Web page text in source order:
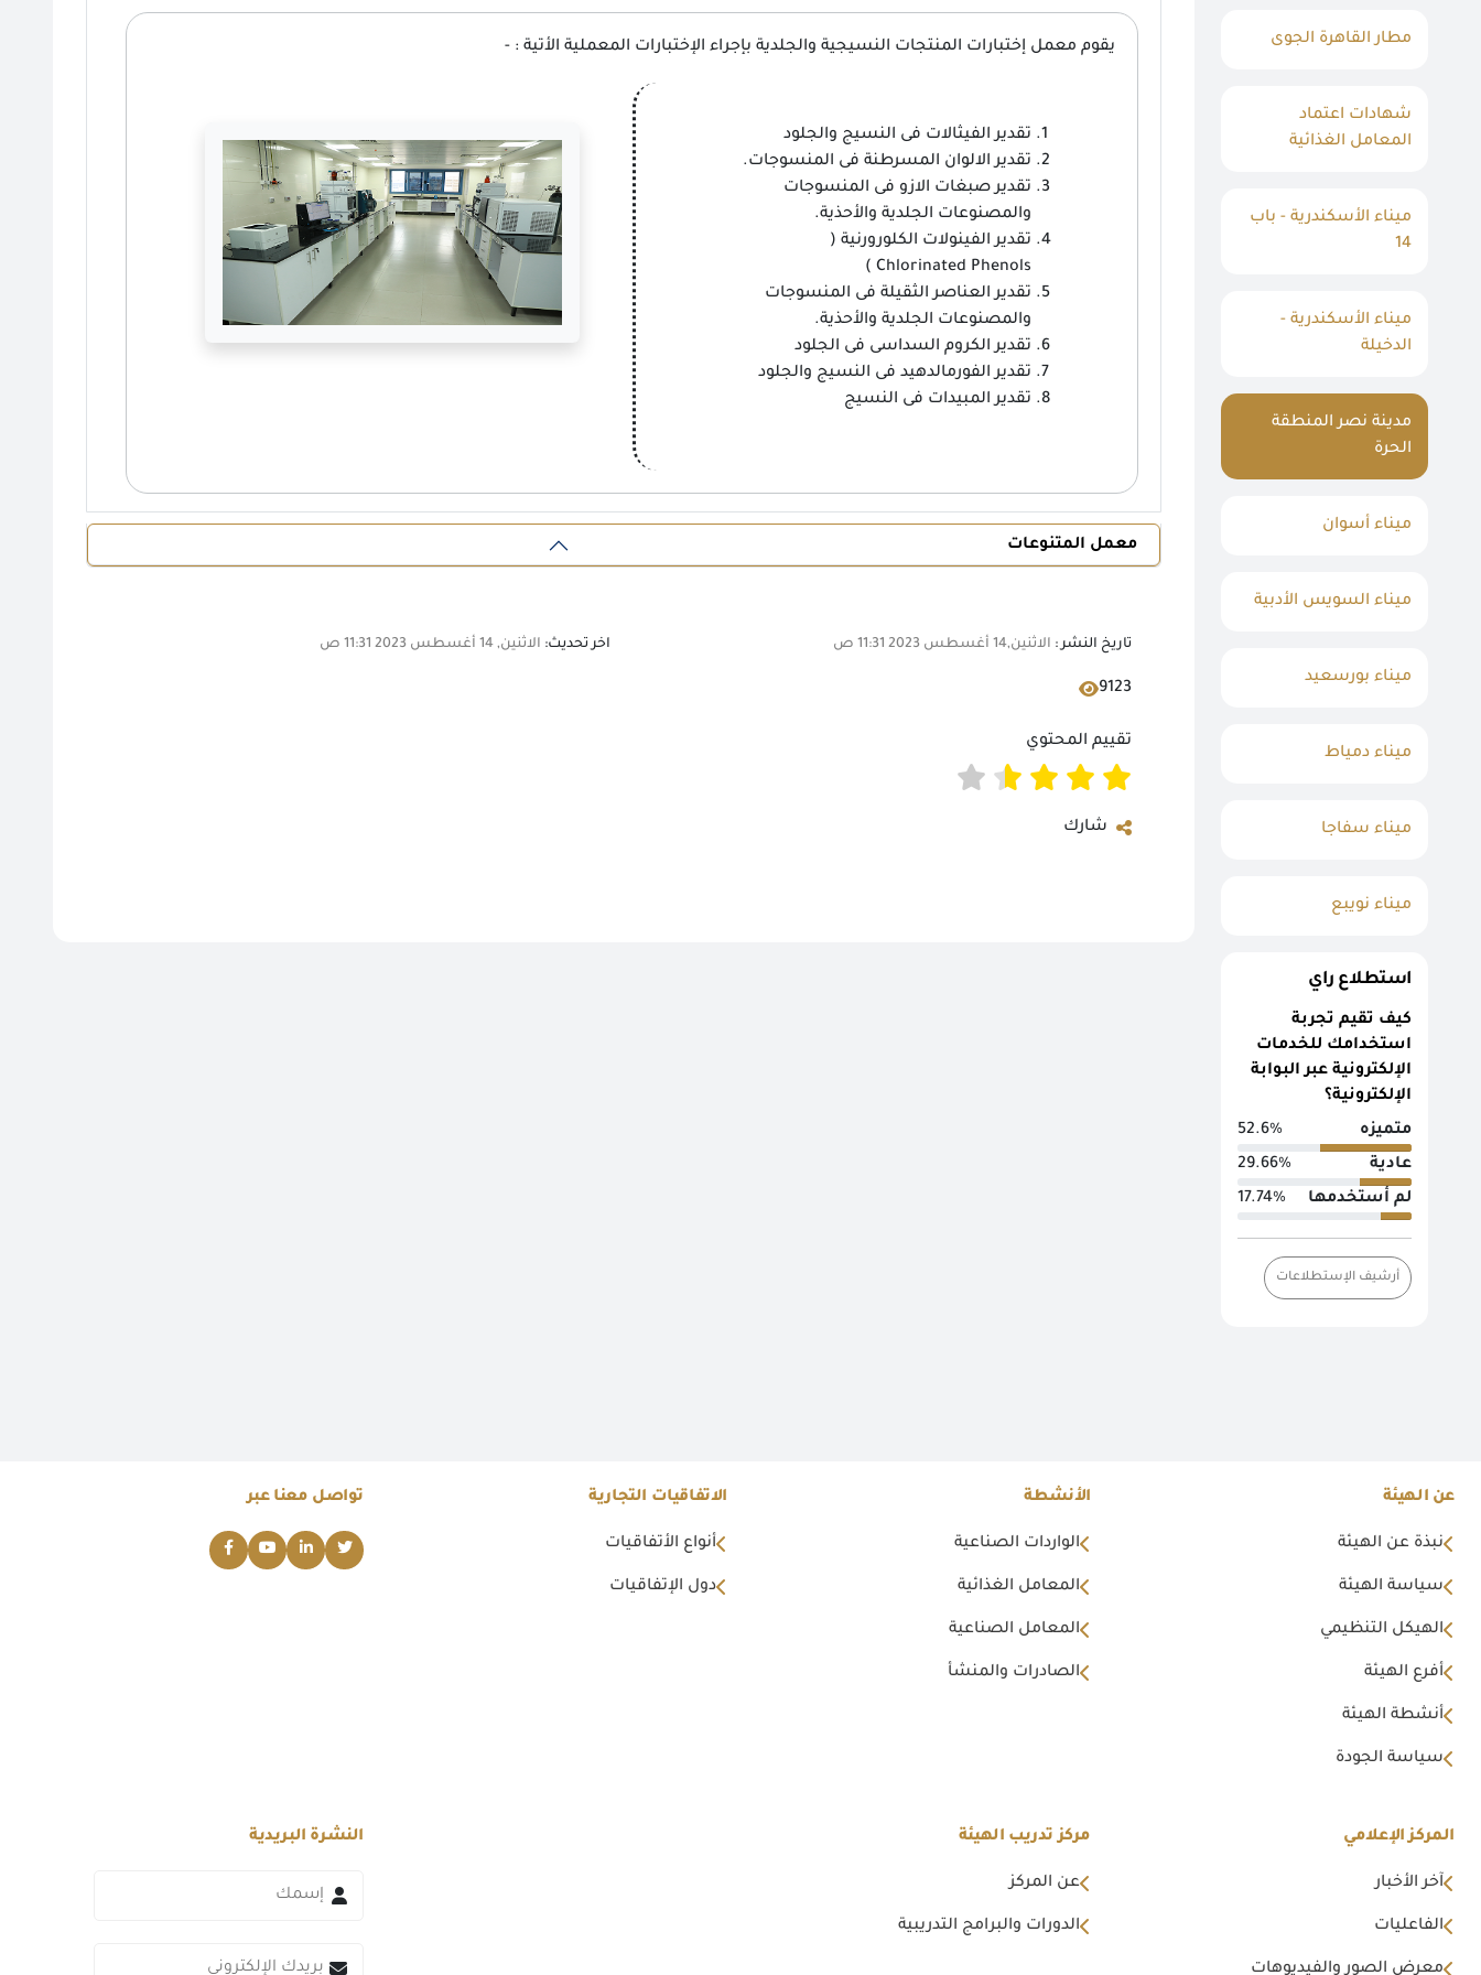
مطار القاهرة الجوى
شهادات اعتماد
المعامل الغذائية
ميناء الأسكندرية - باب
14
ميناء الأسكندرية -
الدخيلة
مدينة نصر المنطقة
الحرة
ميناء أسوان
ميناء السويس الأدبية
ميناء بورسعيد
ميناء دمياط
ميناء سفاجا
ميناء نويبع
استطلاع راي
كيف تقيم تجربة
استخدامك للخدمات
الإلكترونية عبر البوابة
الإلكترونية؟
متميزه
52.6%
عادية
29.66%
لم أستخدمها
17.74%
أرشيف الإستطلاعات
يقوم معمل إختبارات المنتجات النسيجية والجلدية بإجراء الإختبارات المعملية الأتية : -
تقدير الفيثالات فى النسيج والجلود
تقدير الالوان المسرطنة فى المنسوجات.
تقدير صبغات الازو فى المنسوجات
والمصنوعات الجلدية والأحذية.
تقدير الفينولات الكلورورنية (
Chlorinated Phenols )
تقدير العناصر الثقيلة فى المنسوجات
والمصنوعات الجلدية والأحذية.
تقدير الكروم السداسى فى الجلود
تقدير الفورمالدهيد فى النسيج والجلود
تقدير المبيدات فى النسيج
معمل المتنوعات
تاريخ النشر : الاثنين,14 أغسطس 2023 11:31 ص اخر تحديث: الاثنين, 14 أغسطس 2023 11:31 ص
9123
تقييم المحتوي
شارك
عن الهيئة
نبذة عن الهيئة
سياسة الهيئة
الهيكل التنظيمي
أفرع الهيئة
أنشطة الهيئة
سياسة الجودة
الأنشطة
الواردات الصناعية
المعامل الغذائية
المعامل الصناعية
الصادرات والمنشأ
الاتفاقيات التجارية
أنواع الأتفاقيات
دول الإتفاقيات
تواصل معنا عبر
المركز الإعلامي
آخر الأخبار
الفاعليات
معرض الصور والفيديوهات
مركز تدريب الهيئة
عن المركز
الدورات والبرامج التدريبية
النشرة البريدية